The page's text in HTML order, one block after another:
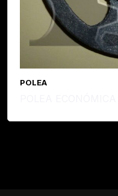
POLEA
Leer Más...